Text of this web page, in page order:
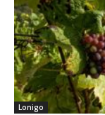
Lonigo